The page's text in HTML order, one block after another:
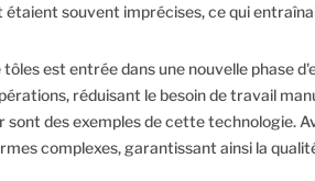
souvent imprécises, ce qui
est entrée dans une nouvelle phase
réduisant le besoin de travail
sont des exemples de cette technologie.
complexes, garantissant ainsi la